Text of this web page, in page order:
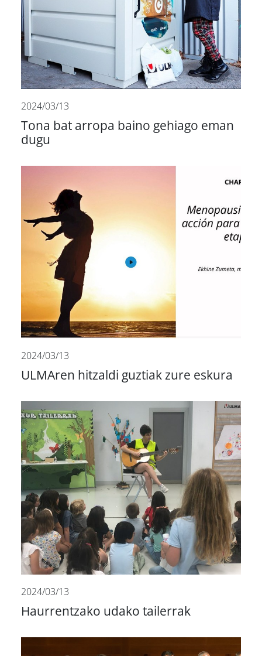
2024/03/13
Tona bat arropa baino gehiago eman
dugu
2024/03/13
ULMAren hitzaldi guztiak zure eskura
2024/03/13
Haurrentzako udako tailerrak